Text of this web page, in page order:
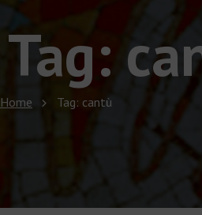
Tag:
Home Tag: cantù